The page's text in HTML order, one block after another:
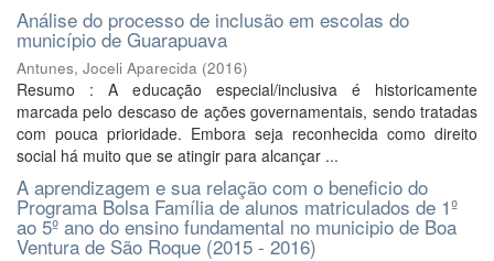
Análise do processo de inclusão em escolas do
município de Guarapuava
Antunes, Joceli Aparecida (2016)
Resumo : A educação especial/inclusiva é historicamente
marcada pelo descaso de ações governamentais, sendo tratadas
com pouca prioridade. Embora seja reconhecida como direito
social há muito que se atingir para alcançar ...
A aprendizagem e sua relação com o beneficio do
Programa Bolsa Família de alunos matriculados de 1º
ao 5º ano do ensino fundamental no municipio de Boa
Ventura de São Roque (2015 - 2016)